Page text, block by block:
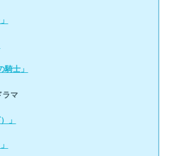
騎士」
ラマ
」